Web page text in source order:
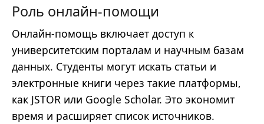
Роль онлайн-помощи
Онлайн-помощь включает доступ к
университетским порталам и научным базам
данных. Студенты могут искать статьи и
электронные книги через такие платформы,
как JSTOR или Google Scholar. Это экономит
время и расширяет список источников.